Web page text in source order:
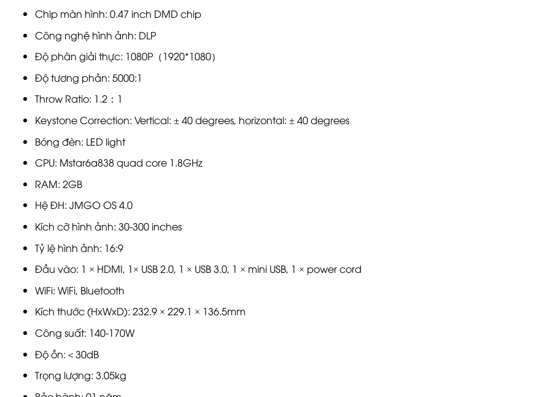
Chip màn hình: 0.47 inch DMD chip
Công nghệ hình ảnh: DLP
Độ phân giải thực: 1080P（1920*1080）
Độ tương phản: 5000:1
Throw Ratio: 1.2：1
Keystone Correction: Vertical: ± 40 degrees, horizontal: ± 40 degrees
Bóng đèn: LED light
CPU: Mstar6a838 quad core 1.8GHz
RAM: 2GB
Hệ ĐH: JMGO OS 4.0
Kích cỡ hình ảnh: 30-300 inches
Tỷ lệ hình ảnh: 16:9
Đầu vào: 1 × HDMI, 1× USB 2.0, 1 × USB 3.0, 1 × mini USB, 1 × power cord
WiFi: WiFi, Bluetooth
Kích thước (HxWxD): 232.9 × 229.1 × 136.5mm
Công suất: 140-170W
Độ ồn:＜30dB
Trọng lượng: 3.05kg